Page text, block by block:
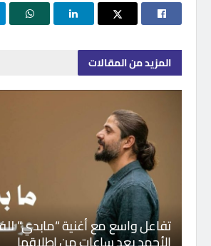
المزيدمن المقالات
تفاعل واسع مع أغنية “مابدي”